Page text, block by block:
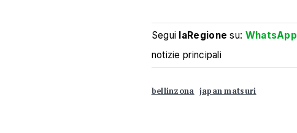
Segui laRegione su: WhatsApp
notizie principali
bellinzona japan matsuri